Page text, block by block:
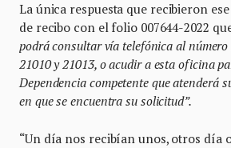
La única respuesta que recibieron
de recibo con el folio 007644-2022
podrá consultar vía telefónica al número
21010 y 21013, o acudir a esta oficina
Dependencia competente que atenderá
en que se encuentra su solicitud”.
“Un día nos recibían unos, otros día